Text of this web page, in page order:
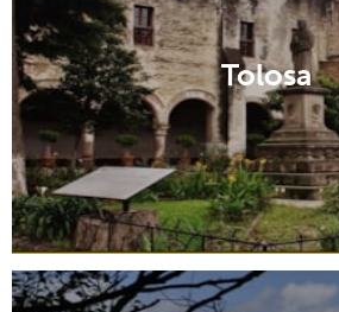
Tolosa